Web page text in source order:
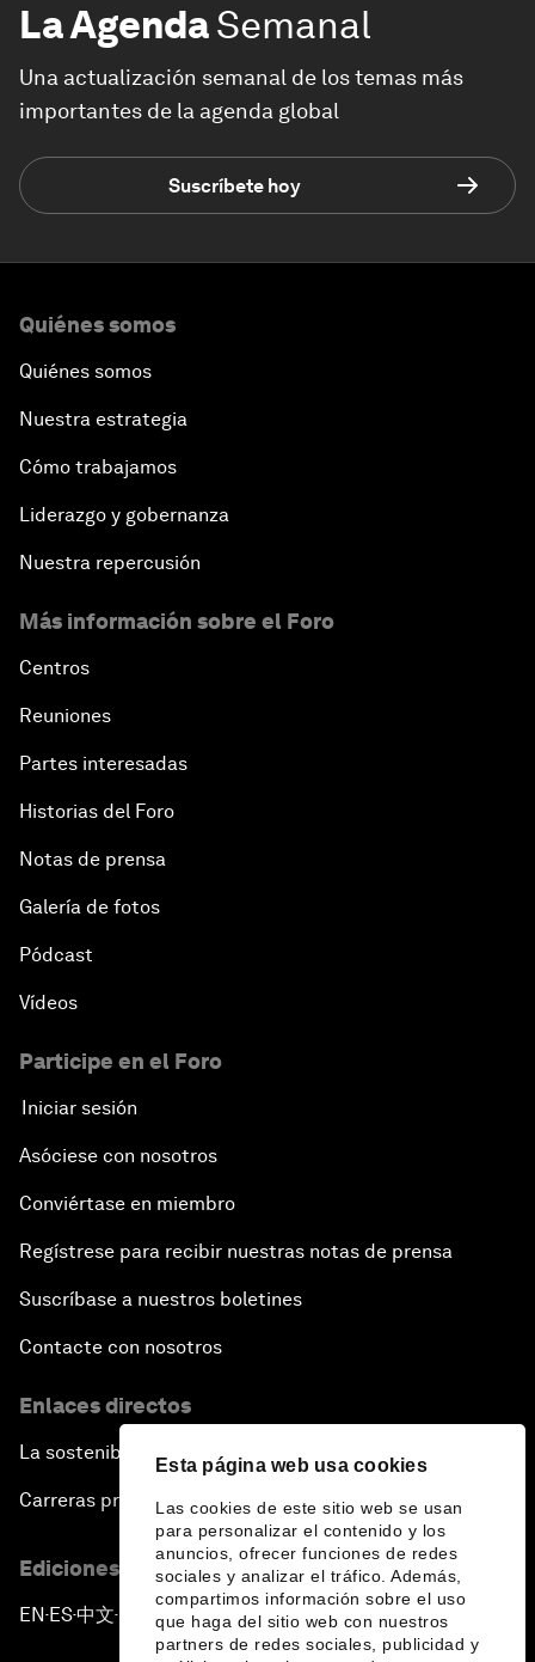
Esta página web usa cookies
Las cookies de este sitio web se usan
para personalizar el contenido y los
anuncios, ofrecer funciones de redes
sociales y analizar el tráfico. Además,
compartimos información sobre el uso
que haga del sitio web con nuestros
partners de redes sociales, publicidad y
La AgendaSemanal
Una actualización semanal de los temas más
importantes de la agenda global
Suscríbete hoy
Quiénes somos
Quiénes somos
Nuestra estrategia
Cómo trabajamos
Liderazgo y gobernanza
Nuestra repercusión
Más información sobre el Foro
Centros
Reuniones
Partes interesadas
Historias del Foro
Notas de prensa
Galería de fotos
Pódcast
Vídeos
Participe en el Foro
Iniciar sesión
Asóciese con nosotros
Conviértase en miembro
Regístrese para recibir nuestras notas de prensa
Suscríbase a nuestros boletines
Contacte con nosotros
Enlaces directos
La sostenibilidad en el Foro
Carreras profesionales
Ediciones en otros idiomas
EN ▪ ES▪中文▪ 日本語